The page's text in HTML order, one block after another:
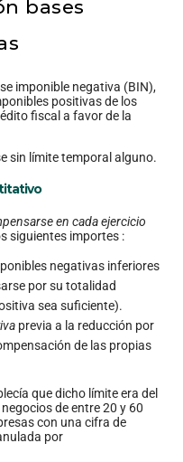
bases
imponible negativa (BIN),
positivas de los
fiscal a favor de la
sin límite temporal alguno.
en cada ejercicio
siguientes importes :
negativas inferiores
por su totalidad
sea suficiente).
previa a la reducción por
de las propias
que dicho límite era del
de entre 20 y 60
con una cifra de
por